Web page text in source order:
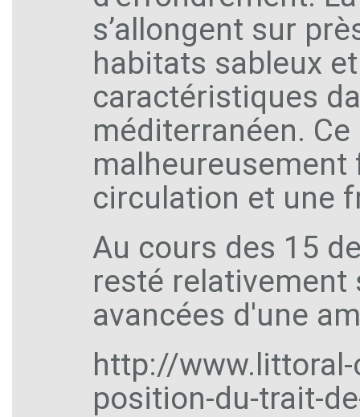
s’allongent sur
habitats sableux
caractéristiques
méditerranéen.
circulation et une
Au cours des 15
resté relativement
avancées d'une
http://
position-du-trait-